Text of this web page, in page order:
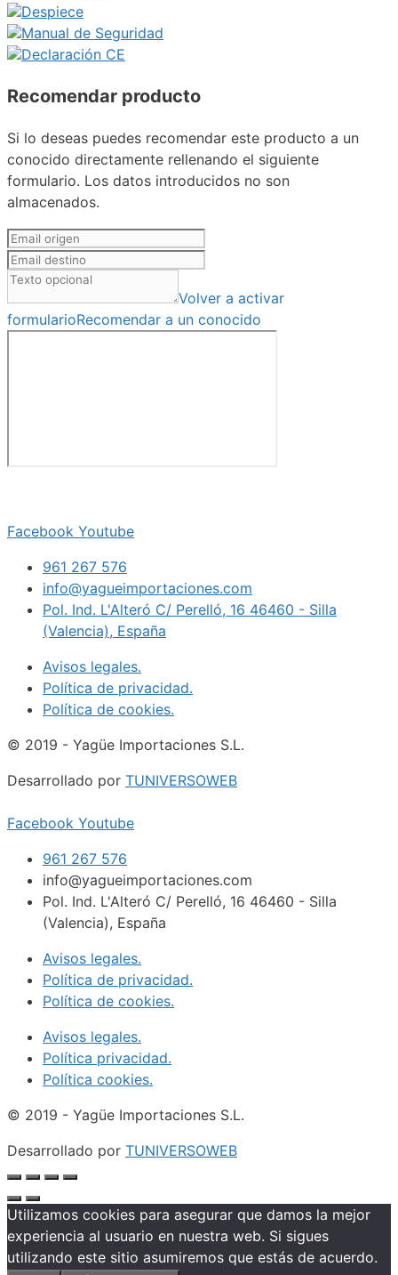
Despiece
Manual de Seguridad
Declaración CE
Recomendar producto
Si lo deseas puedes recomendar este producto a un
conocido directamente rellenando el siguiente
formulario. Los datos introducidos no son
almacenados.
Volver a activar
formularioRecomendar a un conocido
Facebook Youtube
961 267 576
info@yagueimportaciones.com
Pol. Ind. L'Alteró C/ Perelló, 16 46460 - Silla
(Valencia), España
Avisos legales.
Política de privacidad.
Política de cookies.
© 2019 - Yagüe Importaciones S.L.
Desarrollado por TUNIVERSOWEB
Facebook Youtube
961 267 576
info@yagueimportaciones.com
Pol. Ind. L'Alteró C/ Perelló, 16 46460 - Silla
(Valencia), España
Avisos legales.
Política de privacidad.
Política de cookies.
Avisos legales.
Política privacidad.
Política cookies.
© 2019 - Yagüe Importaciones S.L.
Desarrollado por TUNIVERSOWEB
Utilizamos cookies para asegurar que damos la mejor
experiencia al usuario en nuestra web. Si sigues
utilizando este sitio asumiremos que estás de acuerdo.